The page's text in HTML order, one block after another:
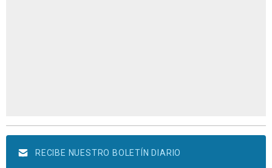
RECIBE NUESTRO BOLETÍN DIARIO